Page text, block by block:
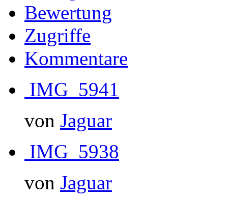
Bewertung
Zugriffe
Kommentare
IMG_5941
von Jaguar
IMG_5938
von Jaguar